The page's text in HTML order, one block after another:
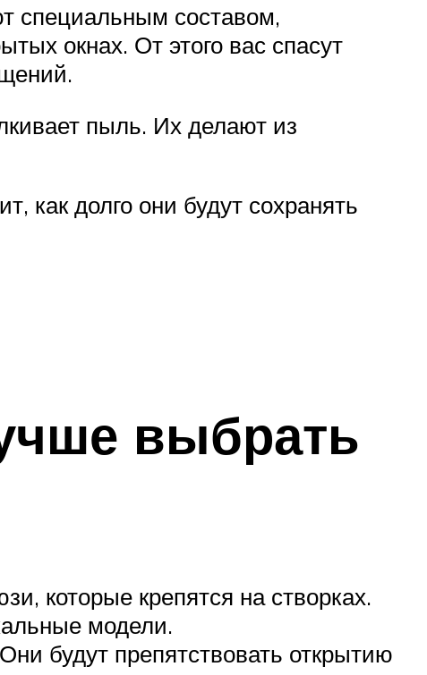
специальным составом,
окнах. От этого вас спасут
пыль. Их делают из
как долго они будут сохранять
выбрать
которые крепятся на створках.
модели.
будут препятствовать открытию